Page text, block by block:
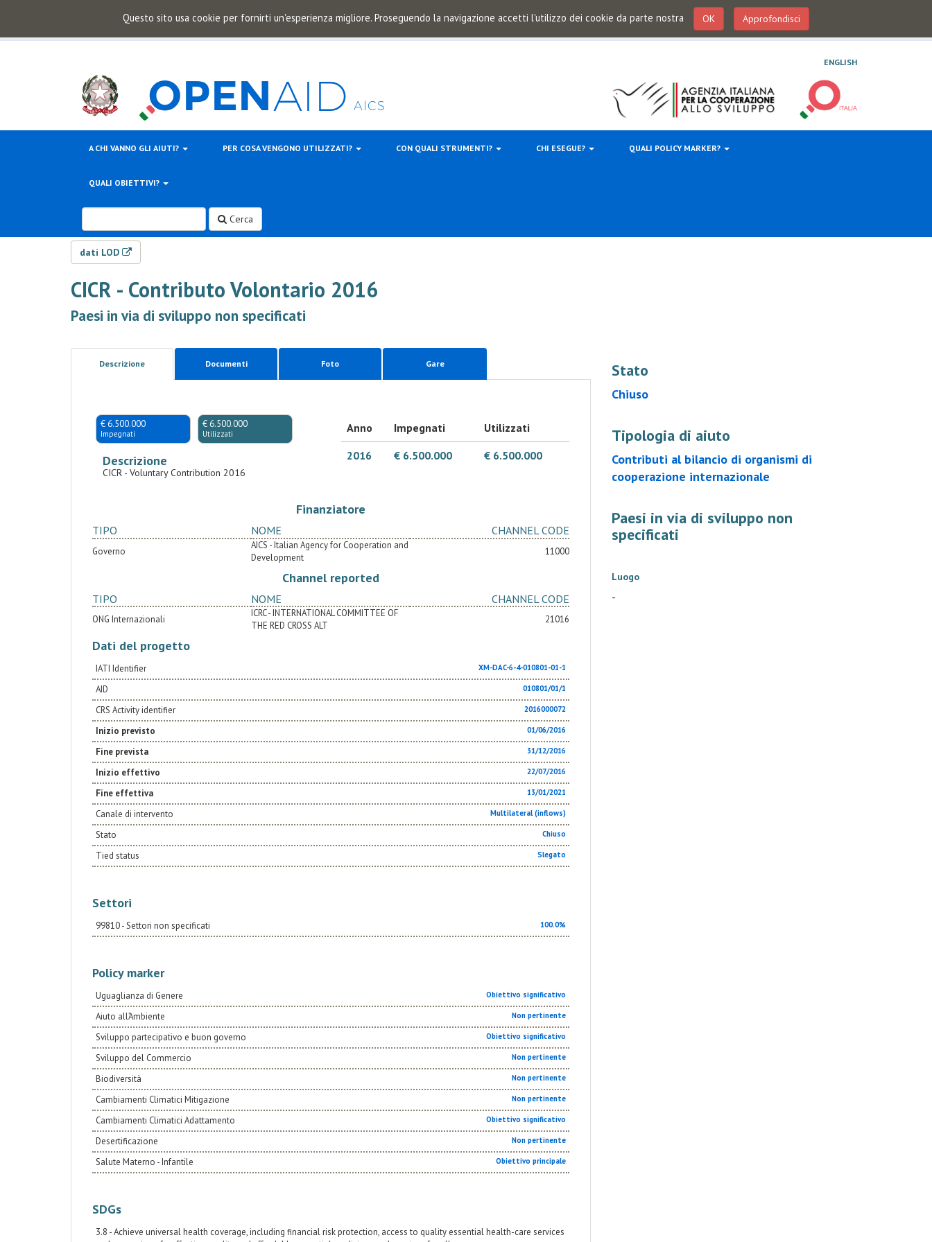
Questo sito usa cookie per fornirti un'esperienza migliore. Proseguendo la navigazione accetti l'utilizzo dei cookie da parte nostra OK Approfondisci
ENGLISH
A CHI VANNO GLI AIUTI? PER COSA VENGONO UTILIZZATI? CON QUALI STRUMENTI? CHI ESEGUE? QUALI POLICY MARKER?
QUALI OBIETTIVI?
Cerca
dati LOD
CICR - Contributo Volontario 2016
Paesi in via di sviluppo non specificati
Stato
Chiuso
Tipologia di aiuto
Contributi al bilancio di organismi di
cooperazione internazionale
Paesi in via di sviluppo non
specificati
Luogo
-
Descrizione Documenti Foto Gare
€ 6.500.000
Impegnati
€ 6.500.000
Utilizzati
Descrizione
CICR - Voluntary Contribution 2016
Anno Impegnati
Utilizzati
2016
€ 6.500.000 € 6.500.000
Finanziatore
TIPO NOME CHANNEL CODE
Governo
AICS - Italian Agency for Cooperation and
Development
11000
Channel reported
TIPO NOME CHANNEL CODE
ONG Internazionali
ICRC - INTERNATIONAL COMMITTEE OF
THE RED CROSS ALT
21016
Dati del progetto
IATI Identifier XM-DAC-6-4-010801-01-1
AID 010801/01/1
CRS Activity identifier 2016000072
Inizio previsto 01/06/2016
Fine prevista 31/12/2016
Inizio effettivo 22/07/2016
Fine effettiva 13/01/2021
Canale di intervento Multilateral (inflows)
Stato Chiuso
Tied status Slegato
Settori
99810 - Settori non specificati 100.0%
Policy marker
Uguaglianza di Genere Obiettivo significativo
Aiuto all’Ambiente Non pertinente
Sviluppo partecipativo e buon governo Obiettivo significativo
Sviluppo del Commercio Non pertinente
Biodiversità Non pertinente
Cambiamenti Climatici Mitigazione Non pertinente
Cambiamenti Climatici Adattamento Obiettivo significativo
Desertificazione Non pertinente
Salute Materno - Infantile Obiettivo principale
SDGs
3.8 - Achieve universal health coverage, including financial risk protection, access to quality essential health-care services